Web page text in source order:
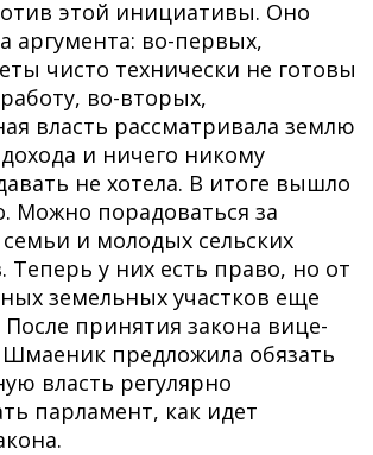
этой инициативы. Оно
аргумента: во-первых,
чисто технически не готовы
во-вторых,
власть рассматривала землю
и ничего никому
не хотела. В итоге вышло
Можно порадоваться за
и молодых сельских
Теперь у них есть право, но от
земельных участков еще
После принятия закона вице-
предложила обязать
власть регулярно
парламент, как идет